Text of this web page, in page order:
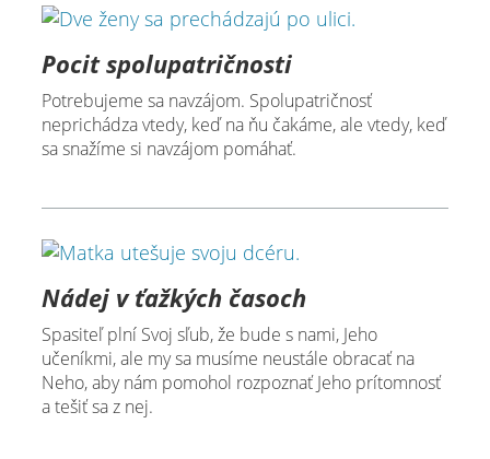
Pocit spolupatričnosti
Potrebujeme sa navzájom. Spolupatričnosť
neprichádza vtedy, keď na ňu čakáme, ale vtedy, keď
sa snažíme si navzájom pomáhať.
Nádej v ťažkých časoch
Spasiteľ plní Svoj sľub, že bude s nami, Jeho
učeníkmi, ale my sa musíme neustále obracať na
Neho, aby nám pomohol rozpoznať Jeho prítomnosť
a tešiť sa z nej.